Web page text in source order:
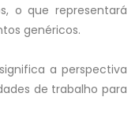
o que representará
genéricos.
a perspectiva
de trabalho para